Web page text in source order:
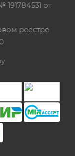
191784531 от
реестре